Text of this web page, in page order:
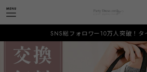
SNS総フォロワー10万人突破！タ